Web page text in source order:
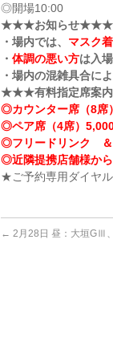
◎開場10:00
★★★お知らせ★★★
・場内では、 マスク
・ 体調の悪い方は入
・場内の混雑具合によ
★★★有料指定席案
◎カウンター席（8
◎ペア席（4席）
◎フリードリンク
◎近隣提携店舗様から
★ご予約専用ダイ
← 2月28日 昼：大垣